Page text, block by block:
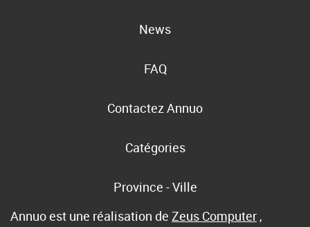
News
FAQ
Contactez Annuo
Catégories
Province - Ville
Annuo est une réalisation de Zeus Computer ,